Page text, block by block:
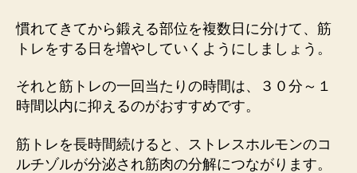
慣れてきてから鍛える部位を複数日に分けて、筋
トレをする日を増やしていくようにしましょう。
それと筋トレの一回当たりの時間は、３０分～１
時間以内に抑えるのがおすすめです。
筋トレを長時間続けると、ストレスホルモンのコ
ルチゾルが分泌され筋肉の分解につながります。